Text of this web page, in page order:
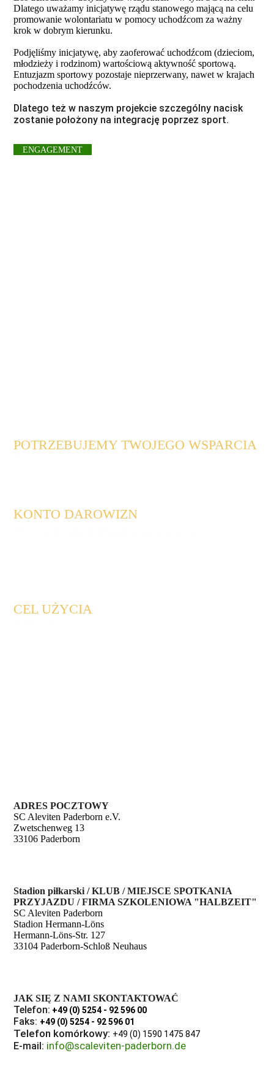
Dlatego uważamy inicjatywę rządu stanowego mającą na celu
promowanie wolontariatu w pomocy uchodźcom za ważny
krok w dobrym kierunku.
Podjęliśmy inicjatywę, aby zaoferować uchodźcom (dzieciom,
młodzieży i rodzinom) wartościową aktywność sportową.
Entuzjazm sportowy pozostaje nieprzerwany, nawet w krajach
pochodzenia uchodźców.
Dlatego też w naszym projekcie szczególny nacisk
zostanie położony na integrację poprzez sport.
ENGAGEMENT
POTRZEBUJEMY TWOJEGO WSPARCIA
KONTO DAROWIZN
CEL UŻYCIA
ADRES POCZTOWY
SC Aleviten Paderborn e.V.
Zwetschenweg 13
33106 Paderborn
Stadion piłkarski / KLUB / MIEJSCE SPOTKANIA
PRZYJAZDU / FIRMA SZKOLENIOWA "HALBZEIT"
SC Aleviten Paderborn
Stadion Hermann-Löns
Hermann-Löns-Str. 127
33104 Paderborn-Schloß Neuhaus
JAK SIĘ Z NAMI SKONTAKTOWAĆ
Telefon: +49 (0) 5254 - 92 596 00
Faks: +49 (0) 5254 - 92 596 01
Telefon komórkowy: +49 (0) 1590 1475 847
E-mail: info@scaleviten-paderborn.de